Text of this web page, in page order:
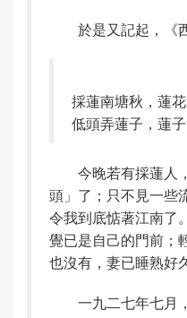
於是又記起，《
採蓮南塘秋，蓮花
低頭弄蓮子，蓮子
今晚若有採蓮人
頭」了；只不見一些
令我到底惦著江南了
覺已是自己的門前；
也沒有，妻已睡熟好
一九二七年七月